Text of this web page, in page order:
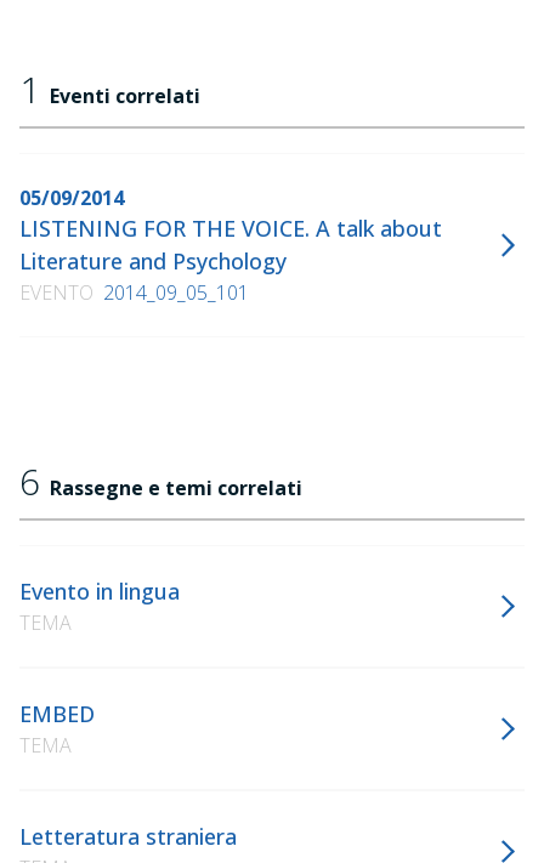
1 Eventi correlati
05/09/2014
LISTENING FOR THE VOICE. A talk about
Literature and Psychology
EVENTO 2014_09_05_101
6 Rassegne e temi correlati
Evento in lingua
TEMA
EMBED
TEMA
Letteratura straniera